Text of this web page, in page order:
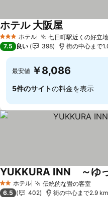
3 ホテルのランク
ホテル 七日町駅近くの好立地
ホテル 大阪屋
7.5 良い 398 街の中心まで
最安値 ￥8,086
5件のサイトの料金を表示
2 ホテルのランク
ホテル 伝統的な畳の客室
YUKKURA INN ～ゆ
6.5 402 街の中心まで2.9 km